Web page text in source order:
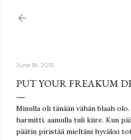
June 18, 2015
PUT YOUR FREAKUM
Minulla oli tänään vähän blaah
harmitti, aamulla tuli kiire. Kun
päätin piristää mieltäni hyväksi